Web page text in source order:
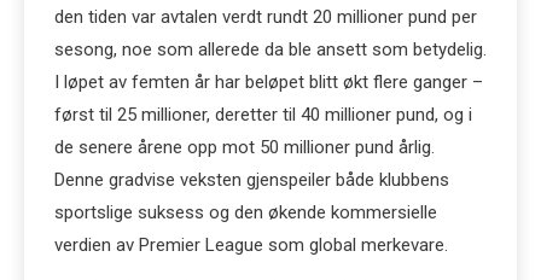
den tiden var avtalen verdt rundt 20 millioner pund per
sesong, noe som allerede da ble ansett som betydelig.
I løpet av femten år har beløpet blitt økt flere ganger –
først til 25 millioner, deretter til 40 millioner pund, og i
de senere årene opp mot 50 millioner pund årlig.
Denne gradvise veksten gjenspeiler både klubbens
sportslige suksess og den økende kommersielle
verdien av Premier League som global merkevare.